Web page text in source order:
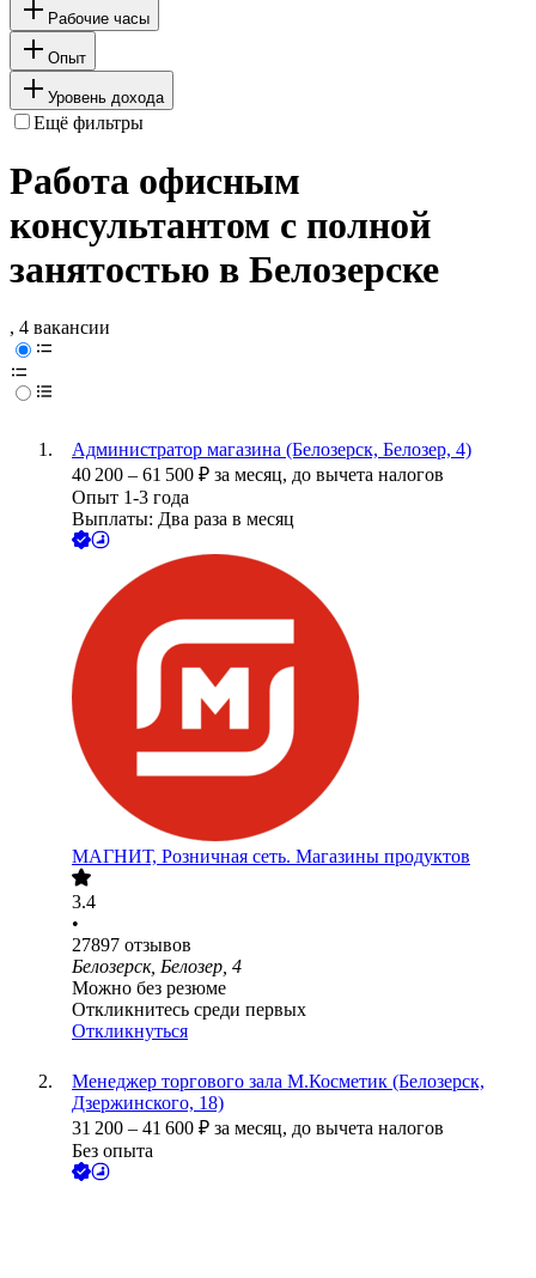
Рабочие часы
Опыт
Уровень дохода
Ещё фильтры
Работа офисным
консультантом с полной
занятостью в Белозерске
, 4 вакансии
Администратор магазина (Белозерск, Белозер, 4)
40 200 – 61 500 ₽ за месяц, до вычета налогов
Опыт 1-3 года
Выплаты: Два раза в месяц
МАГНИТ, Розничная сеть. Магазины продуктов
3.4
•
27897 отзывов
Белозерск, Белозер, 4
Можно без резюме
Откликнитесь среди первых
Откликнуться
Менеджер торгового зала М.Косметик (Белозерск,
Дзержинского, 18)
31 200 – 41 600 ₽ за месяц, до вычета налогов
Без опыта